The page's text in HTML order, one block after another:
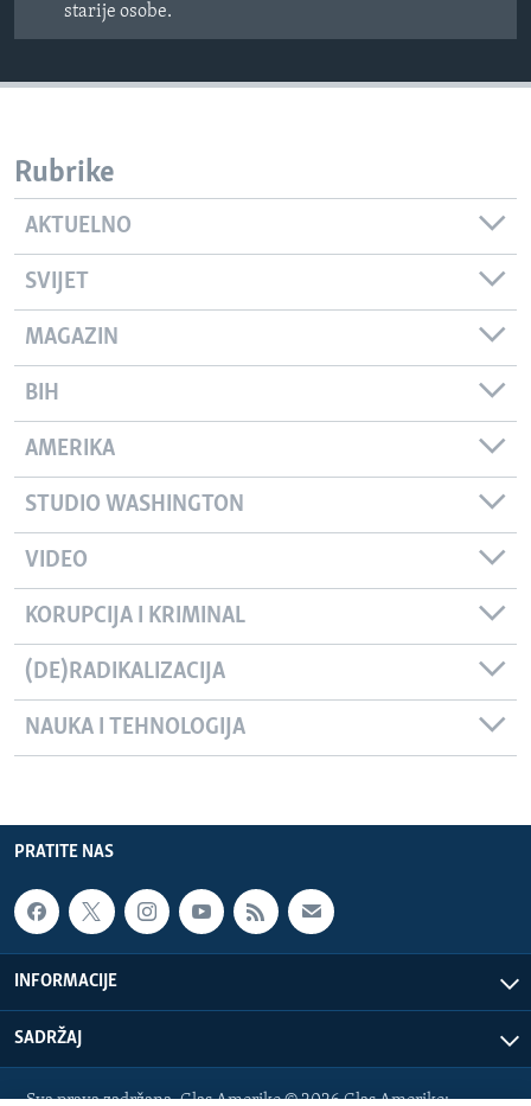
starije osobe.
Rubrike
AKTUELNO
SVIJET
MAGAZIN
BIH
AMERIKA
STUDIO WASHINGTON
VIDEO
KORUPCIJA I KRIMINAL
(DE)RADIKALIZACIJA
NAUKA I TEHNOLOGIJA
PRATITE NAS
INFORMACIJE
SADRŽAJ
Sva prava zadržana. Glas Amerike © 2026 Glas Amerike: